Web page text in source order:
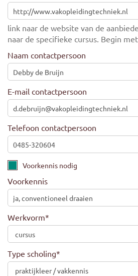
link naar de website van de
naar de specifieke cursus. Begin
Naam contactpersoon
E-mail contactpersoon
Telefoon contactpersoon
Voorkennis nodig
Voorkennis
Werkvorm*
Type scholing*